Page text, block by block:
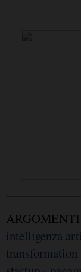
intelligenza
transformation